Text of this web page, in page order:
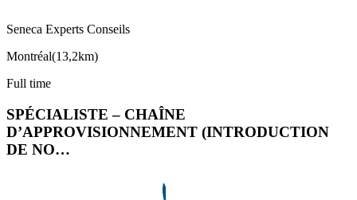
Seneca Experts Conseils
Montréal(13,2km)
Full time
SPÉCIALISTE – CHAÎNE
D’APPROVISIONNEMENT (INTRODUCTION
DE NO…